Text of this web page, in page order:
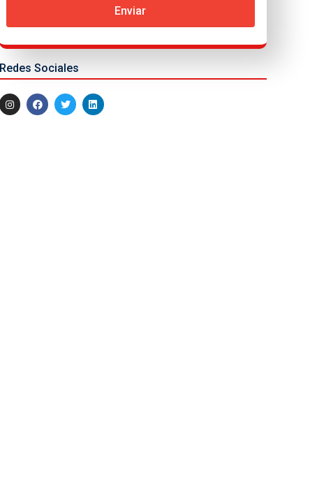
Enviar
Redes Sociales